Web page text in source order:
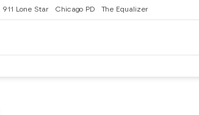
911 Lone Star Chicago PD The Equalizer